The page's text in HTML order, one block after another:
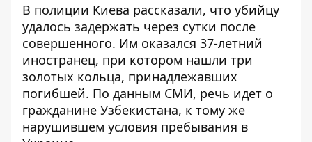
В полиции Киева рассказали, что убийцу
удалось задержать через сутки после
совершенного. Им оказался 37-летний
иностранец, при котором нашли три
золотых кольца, принадлежавших
погибшей. По данным СМИ, речь идет о
гражданине Узбекистана, к тому же
нарушившем условия пребывания в